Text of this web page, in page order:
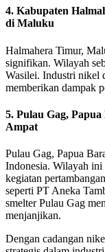
4. Kabupaten
di Maluku
Halmahera Timur,
signifikan. Wilayah
Wasilei. Industri nikel
memberikan dampak
5. Pulau Gag,
Ampat
Pulau Gag, Papua
Indonesia. Wilayah ini
kegiatan
seperti PT Aneka
smelter Pulau Gag
menjanjikan.
Dengan cadangan